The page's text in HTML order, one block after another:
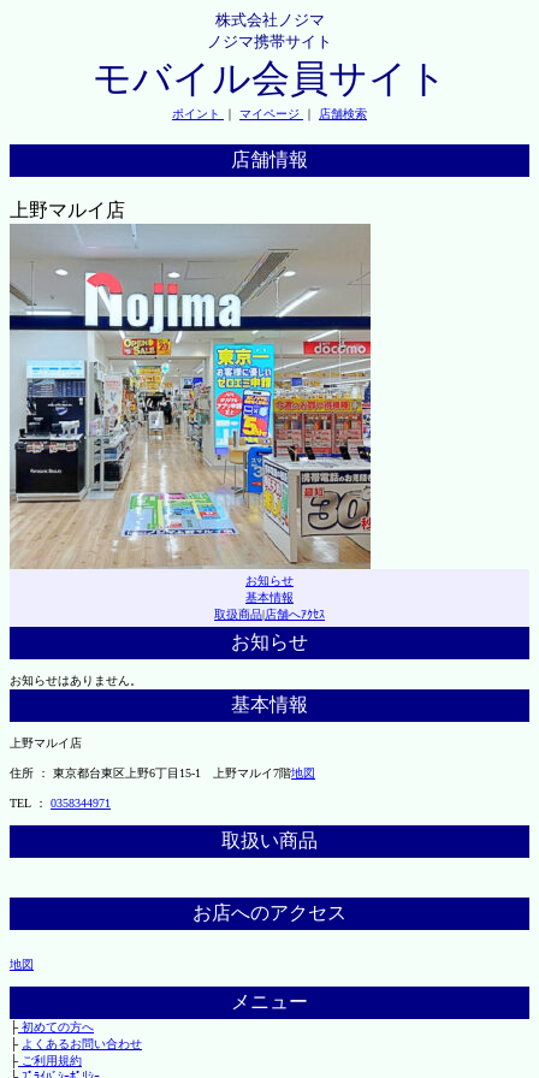
株式会社ノジマ
ノジマ携帯サイト
モバイル会員サイト
ポイント ｜ マイページ ｜ 店舗検索
店舗情報
上野マルイ店
お知らせ
基本情報
取扱商品|店舗へｱｸｾｽ
お知らせ
お知らせはありません。
基本情報
上野マルイ店
住所 ： 東京都台東区上野6丁目15-1 上野マルイ7階地図
TEL ： 0358344971
取扱い商品
お店へのアクセス
地図
メニュー
├初めての方へ
├ よくあるお問い合わせ
├ご利用規約